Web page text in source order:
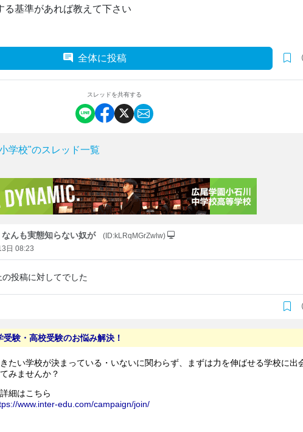
る基準があれば教えて下さい
全体に投稿
スレッドを共有する
学校"のスレッド一覧
なんも実態知らない奴が
(ID:kLRqMGrZwlw)
日 08:23
投稿に対してでした